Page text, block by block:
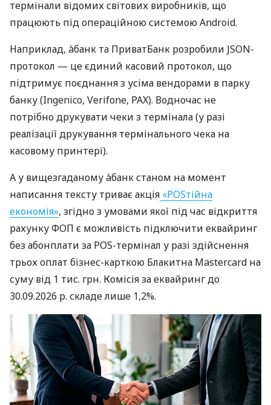
термінали відомих світових виробників, що
працюють під операційною системою Android.
Наприклад, àбанк та ПриватБанк розробили JSON-
протокол — це єдиний касовий протокол, що
підтримує поєднання з усіма вендорами в парку
банку (Ingenico, Verifone, PAX). Водночас не
потрібно друкувати чеки з термінала (у разі
реалізації друкування термінального чека на
касовому принтері).
А у вищезгаданому àбанк станом на момент
написання тексту триває акція «POSтійна
економія», згідно з умовами якої під час відкриття
рахунку ФОП є можливість підключити еквайринг
без абонплати за POS-термінал у разі здійснення
трьох оплат бізнес-карткою Блакитна Mastercard на
суму від 1 тис. грн. Комісія за еквайринг до
30.09.2026 р. складе лише 1,2%.